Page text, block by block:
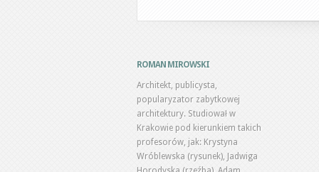
ROMAN MIROWSKI
Architekt, publicysta,
popularyzator zabytkowej
architektury. Studiował w
Krakowie pod kierunkiem takich
profesorów, jak: Krystyna
Wróblewska (rysunek), Jadwiga